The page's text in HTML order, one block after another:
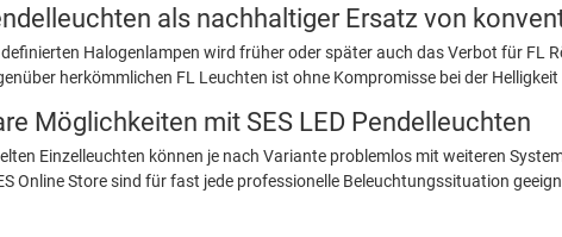
als nachhaltiger Ersatz von
definierten Halogenlampen wird früher oder später auch das Verbot für FL
herkömmlichen FL Leuchten ist ohne Kompromisse bei der
Möglichkeiten mit SES LED Pendelleuchten
Einzelleuchten können je nach Variante problemlos mit weiteren
Online Store sind für fast jede professionelle Beleuchtungssituation